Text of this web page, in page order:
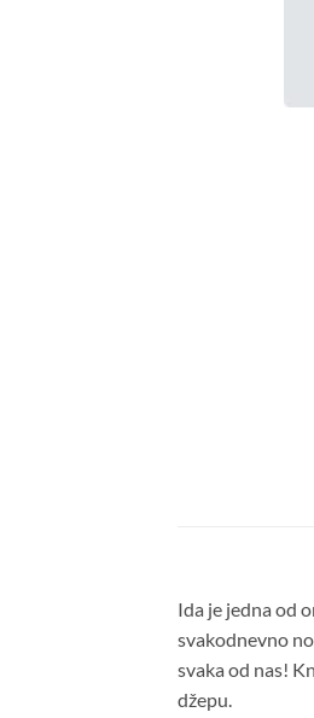
Ida je jedna od
svakodnevno
svaka od nas!
džepu.